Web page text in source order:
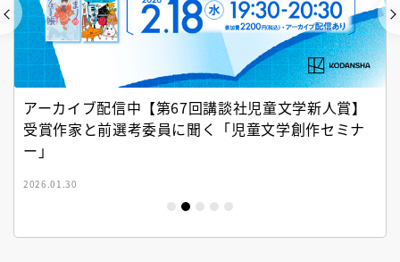
アーカイブ配信中【第67回講談社児童文学新人賞】
受賞作家と前選考委員に聞く「児童文学創作セミナ
ー」
2026.01.30